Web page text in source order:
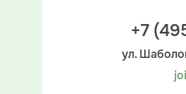
+7
ул.